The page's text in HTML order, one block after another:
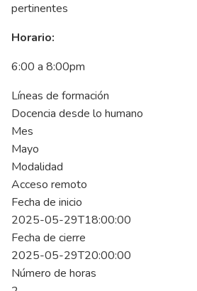
pertinentes
Horario:
6:00 a 8:00pm
Líneas de formación
Docencia desde lo humano
Mes
Mayo
Modalidad
Acceso remoto
Fecha de inicio
2025-05-29T18:00:00
Fecha de cierre
2025-05-29T20:00:00
Número de horas